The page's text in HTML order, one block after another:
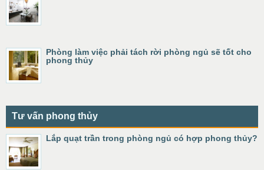
Phòng làm việc phải tách rời phòng ngủ sẽ tốt cho
phong thủy
Tư vấn phong thủy
Lắp quạt trần trong phòng ngủ có hợp phong thủy?